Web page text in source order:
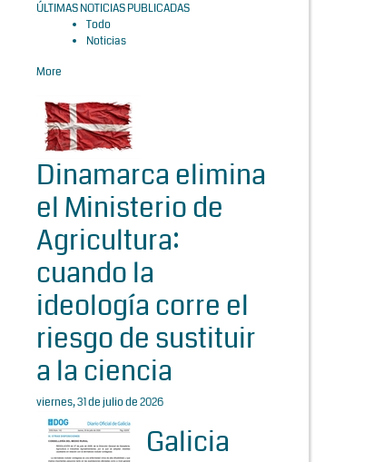
ÚLTIMAS NOTICIAS PUBLICADAS
Todo
Noticias
More
Dinamarca elimina
el Ministerio de
Agricultura:
cuando la
ideología corre el
riesgo de sustituir
a la ciencia
viernes, 31 de julio de 2026
Galicia